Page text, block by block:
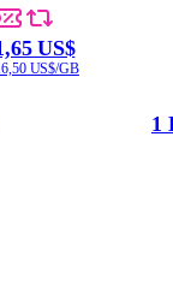
US$
US$/GB
1